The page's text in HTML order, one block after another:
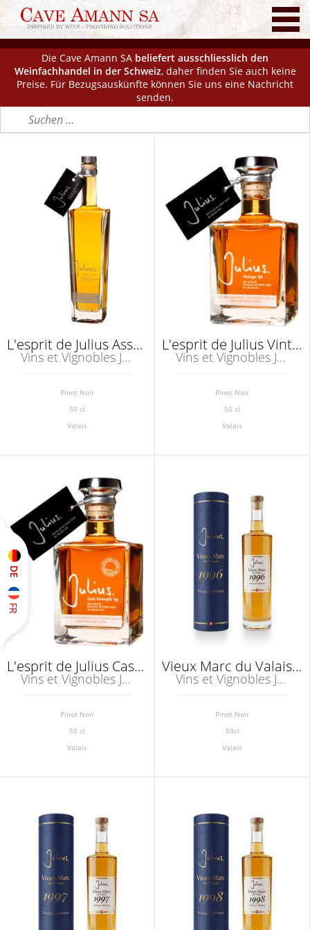
DE
FR
Die Cave Amann SA beliefert ausschliesslich den
Weinfachhandel in der Schweiz, daher finden Sie auch keine
Preise. Für Bezugsauskünfte können Sie uns eine Nachricht
senden.
L'esprit de Julius Assemblage Distillat du Pinot Noir du Valais
Vins et Vignobles Julius SA, Salgesch
Pinot Noir
50 cl
Valais
L'esprit de Julius Vintage 1996 Distillat du Pinot Noir du Valais
Vins et Vignobles Julius SA, Salgesch
Pinot Noir
50 cl
Valais
L'esprit de Julius Cask Strength Distillat du Pinot Noir du Valais
Vins et Vignobles Julius SA, Salgesch
Pinot Noir
50 cl
Valais
Vieux Marc du Valais 40% Vintage Collection 1996
Vins et Vignobles Julius SA, Salgesch
Pinot Noir
50cl
Valais